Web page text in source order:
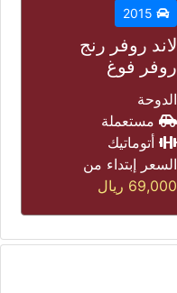
أودي كيو 8
الدوحة
مستعملة
أتوماتيك
السعر إبتداء من
175,000
ريال